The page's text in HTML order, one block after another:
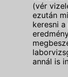
(vér
ezután
keresni
annál is